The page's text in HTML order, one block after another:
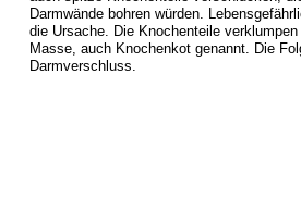
Darmwände bohren würden.
die Ursache. Die Knochenteile
Masse, auch Knochenkot genannt. Die
Darmverschluss.